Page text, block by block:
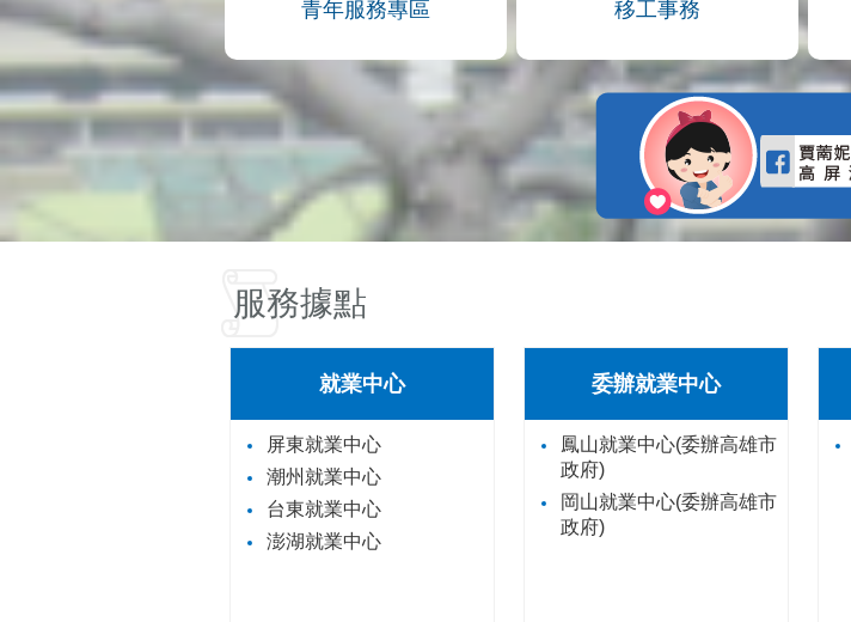
青年服務專區 移工事務
服務據點
就業中心
屏東就業中心
潮州就業中心
台東就業中心
澎湖就業中心
委辦就業中心
鳳山就業中心(委辦高雄市
政府)
岡山就業中心(委辦高雄市
政府)